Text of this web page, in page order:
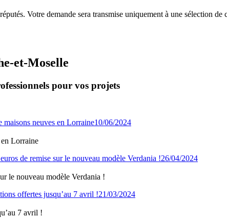
Votre demande sera transmise uniquement à une sélection
et-Moselle
pour vos projets
10/06/2024
Lorraine
26/04/2024
le nouveau modèle Verdania !
21/03/2024
7 avril !